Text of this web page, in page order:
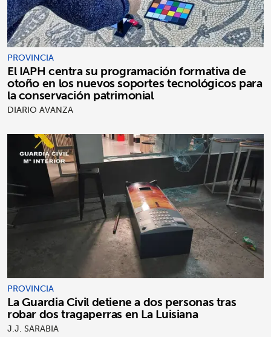
PROVINCIA
El IAPH centra su programación formativa de
otoño en los nuevos soportes tecnológicos para
la conservación patrimonial
DIARIO AVANZA
PROVINCIA
La Guardia Civil detiene a dos personas tras
robar dos tragaperras en La Luisiana
J.J. SARABIA